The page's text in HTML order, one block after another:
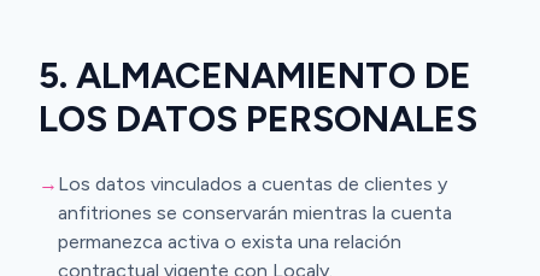
5. ALMACENAMIENTO DE
LOS DATOS PERSONALES
→ Los datos vinculados a cuentas de clientes y
anfitriones se conservarán mientras la cuenta
permanezca activa o exista una relación
contractual vigente con Localy.